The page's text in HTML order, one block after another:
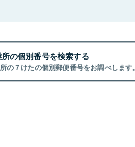
の個別番号を検索する
の７けたの個別郵便番号をお調べします。